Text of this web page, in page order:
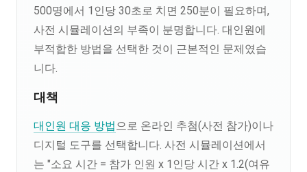
500명에서 1인당 30초로 치면 250분이 필요하며,
사전 시뮬레이션의 부족이 분명합니다. 대인원에
부적합한 방법을 선택한 것이 근본적인 문제였습
니다.
대책
대인원 대응 방법으로 온라인 추첨(사전 참가)이나
디지털 도구를 선택합니다. 사전 시뮬레이션에서
는 "소요 시간 = 참가 인원 x 1인당 시간 x 1.2(여유